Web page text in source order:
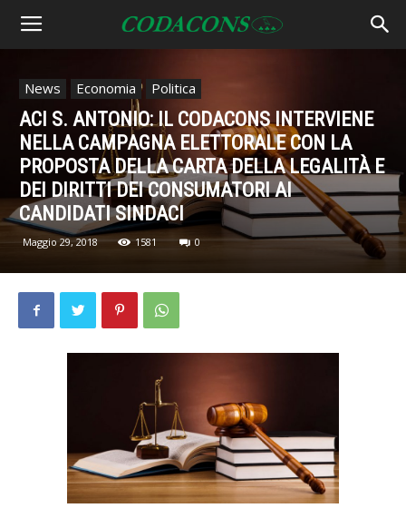
News Economia Politica
ACI S. ANTONIO: IL CODACONS INTERVIENE
NELLA CAMPAGNA ELETTORALE CON LA
PROPOSTA DELLA CARTA DELLA LEGALITÀ E
DEI DIRITTI DEI CONSUMATORI AI
CANDIDATI SINDACI
Maggio 29, 2018 1581 0